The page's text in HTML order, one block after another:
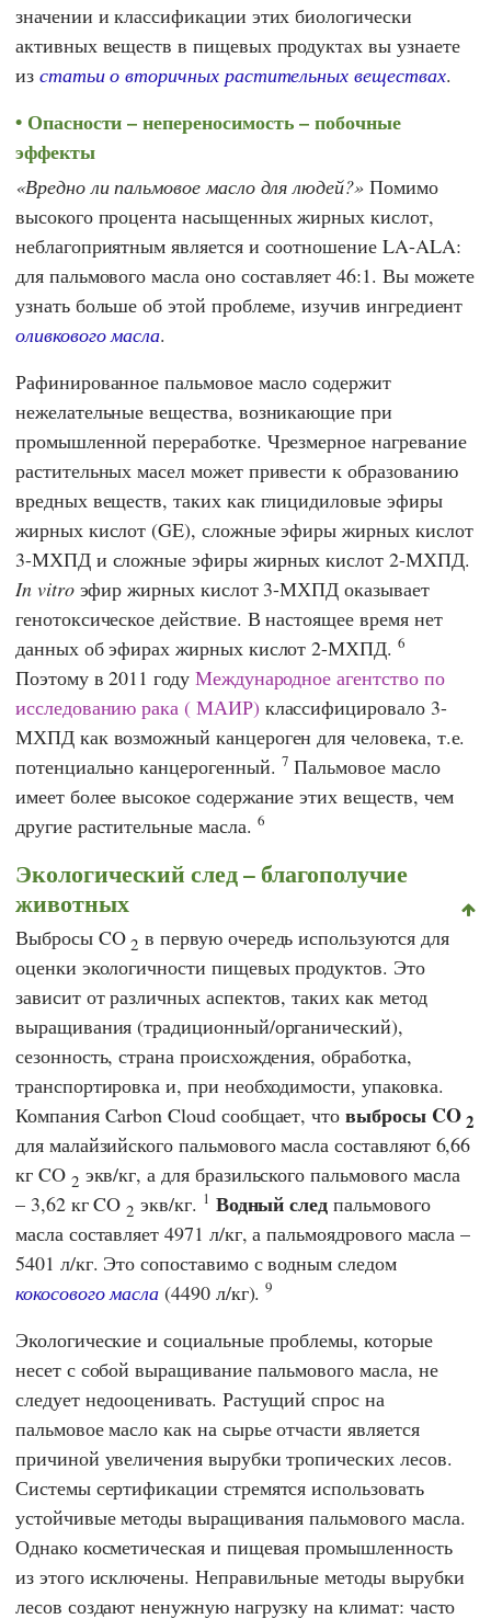
значении и классификации этих биологически
активных веществ в пищевых продуктах вы узнаете
из статьи о вторичных растительных веществах.
Опасности – непереносимость – побочные
эффекты
Вредно ли пальмовое масло для людей? Помимо
высокого процента насыщенных жирных кислот,
неблагоприятным является и соотношение LA-ALA:
для пальмового масла оно составляет 46:1. Вы можете
узнать больше об этой проблеме, изучив ингредиент
оливкового масла.
Рафинированное пальмовое масло содержит
нежелательные вещества, возникающие при
промышленной переработке. Чрезмерное нагревание
растительных масел может привести к образованию
вредных веществ, таких как глицидиловые эфиры
жирных кислот (GE), сложные эфиры жирных кислот
3-МХПД и сложные эфиры жирных кислот 2-МХПД.
In vitroэфир жирных кислот 3-МХПД оказывает
генотоксическое действие. В настоящее время нет
данных об эфирах жирных кислот 2-МХПД. 6
Поэтому в 2011 году Международное агентство по
исследованию рака ( МАИР) классифицировало 3-
МХПД как возможный канцероген для человека, т.е.
потенциально канцерогенный. 7 Пальмовое масло
имеет более высокое содержание этих веществ, чем
другие растительные масла. 6
Экологический след – благополучие
животных
Выбросы CO2 в первую очередь используются для
оценки экологичности пищевых продуктов. Это
зависит от различных аспектов, таких как метод
выращивания (традиционный/органический),
сезонность, страна происхождения, обработка,
транспортировка и, при необходимости, упаковка.
Компания Carbon Cloudсообщает, чтовыбросы CO2
для малайзийского пальмового масла составляют 6,66
кг CO 2 экв/кг, а для бразильского пальмового масла
– 3,62 кг CO2 экв/кг. 1 Водный след пальмового
масла составляет 4971 л/кг, а пальмоядрового масла –
5401 л/кг. Это сопоставимо с водным следом
кокосового масла (4490 л/кг).9
Экологические и социальные проблемы, которые
несет с собой выращивание пальмового масла, не
следует недооценивать. Растущий спрос на
пальмовое масло как на сырье отчасти является
причиной увеличения вырубки тропических лесов.
Системы сертификации стремятся использовать
устойчивые методы выращивания пальмового масла.
Однако косметическая и пищевая промышленность
из этого исключены. Неправильные методы вырубки
лесов создают ненужную нагрузку на климат: часто